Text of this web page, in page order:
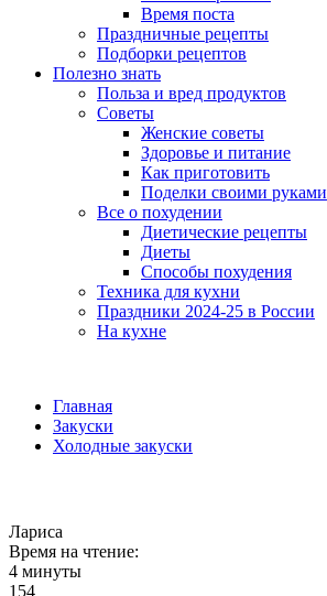
Время поста
Праздничные рецепты
Подборки рецептов
Полезно знать
Польза и вред продуктов
Советы
Женские советы
Здоровье и питание
Как приготовить
Поделки своими руками
Все о похудении
Диетические рецепты
Диеты
Способы похудения
Техника для кухни
Праздники 2024-25 в России
На кухне
Главная
Закуски
Холодные закуски
Лариса
Время на чтение:
4 минуты
154